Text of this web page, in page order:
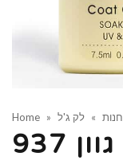
Home » חנות » לק ג'ל
גוון 937